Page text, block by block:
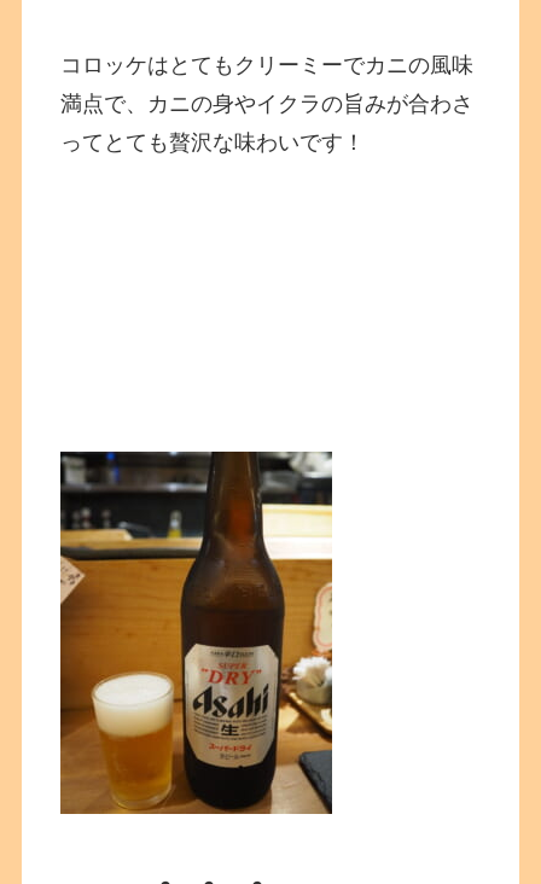
コロッケはとてもクリーミーでカニの風味
満点で、カニの身やイクラの旨みが合わさ
ってとても贅沢な味わいです！